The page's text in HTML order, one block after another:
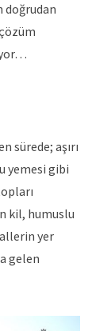
doğrudan
sürede; aşırı
yemesi gibi
kil, humuslu
yer
gelen